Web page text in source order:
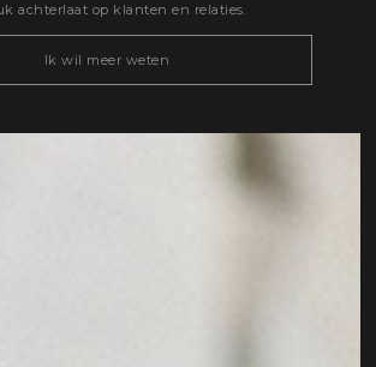
achterlaat op klanten en relaties.
Ik wil meer weten